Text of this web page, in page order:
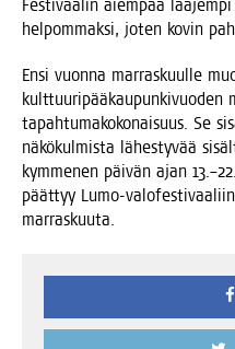
Fes­ti­vaa­lin aiem­paa
hel­pom­mak­si, joten kovin
Ensi vuon­na mar­ras­kuul­le
kult­tuu­ri­pää­kau­pun­ki­vuo­den
tapah­tu­ma­ko­ko­nai­suus. Se
näkö­kul­mis­ta lähes­ty­vää
kym­me­nen päi­vän ajan
päät­tyy Lumo-
marraskuuta.